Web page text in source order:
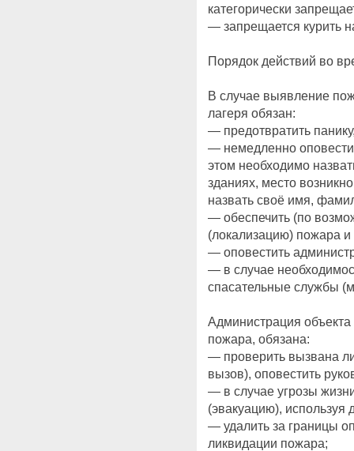
категорически
— запрещается курить
Порядок действий во
В случае выявление
лагеря обязан:
— предотвратить
— немедленно
этом необходимо
зданиях, место
назвать своё имя,
— обеспечить (по
(локализацию) пожара
— оповестить
— в случае
спасательные службы
Администрация
пожара, обязана:
— проверить вызвана
вызов), оповестить
— в случае угрозы
(эвакуацию),
— удалить за границы
ликвидации пожара;